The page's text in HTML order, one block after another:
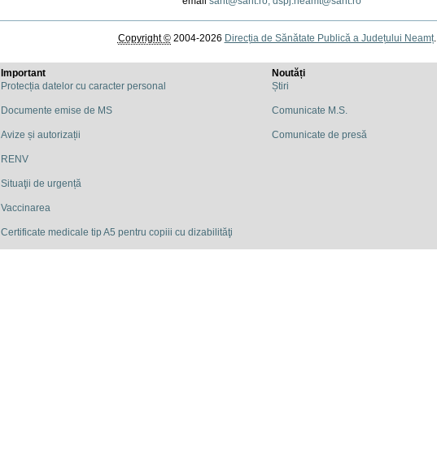
Copyright ©2004-2026 Direcția de Sănătate Publică a Județului Neamț.
Important
Protecția datelor cu caracter personal
Documente emise de MS
Avize și autorizații
RENV
Situaţii de urgență
Vaccinarea
Certificate medicale tip A5 pentru copiii cu dizabilităţi
Noutăți
Știri
Comunicate M.S.
Comunicate de presă